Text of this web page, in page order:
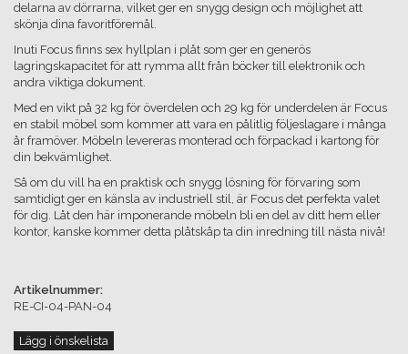
delarna av dörrarna, vilket ger en snygg design och möjlighet att
skönja dina favoritföremål.
Inuti Focus finns sex hyllplan i plåt som ger en generös
lagringskapacitet för att rymma allt från böcker till elektronik och
andra viktiga dokument.
Med en vikt på 32 kg för överdelen och 29 kg för underdelen är Focus
en stabil möbel som kommer att vara en pålitlig följeslagare i många
år framöver. Möbeln levereras monterad och förpackad i kartong för
din bekvämlighet.
Så om du vill ha en praktisk och snygg lösning för förvaring som
samtidigt ger en känsla av industriell stil, är Focus det perfekta valet
för dig. Låt den här imponerande möbeln bli en del av ditt hem eller
kontor, kanske kommer detta plåtskåp ta din inredning till nästa nivå!
Artikelnummer:
RE-CI-04-PAN-04
Lägg i önskelista